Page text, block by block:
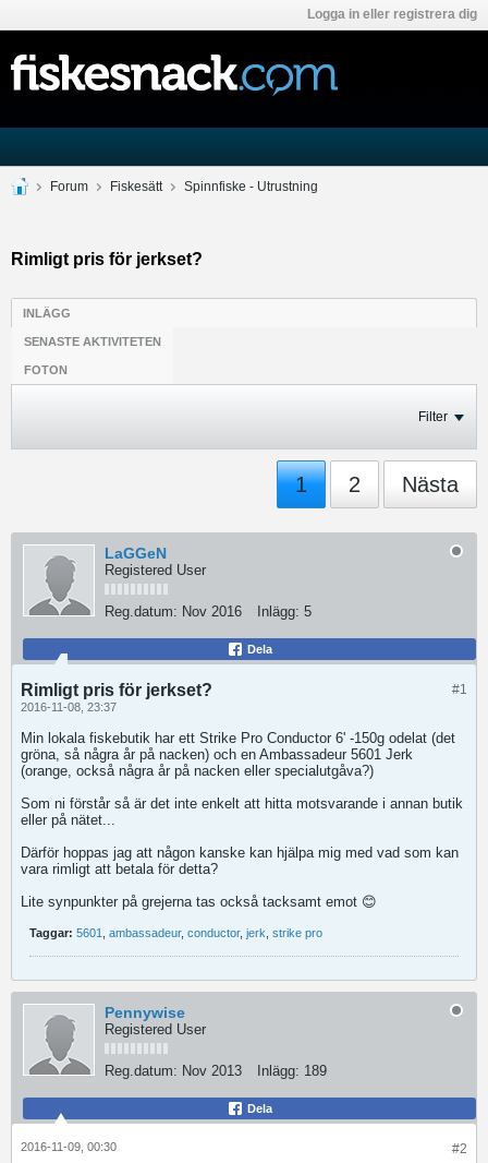
Logga in eller registrera dig
Forum Fiskesätt Spinnfiske - Utrustning
Rimligt pris för jerkset?
INLÄGG
SENASTE AKTIVITETEN
FOTON
Filter
1 2 Nästa
LaGGeN
Registered User
Reg.datum: Nov 2016 Inlägg: 5
Dela
#1
Rimligt pris för jerkset?
2016-11-08, 23:37
Min lokala fiskebutik har ett Strike Pro Conductor 6' -150g odelat (det
gröna, så några år på nacken) och en Ambassadeur 5601 Jerk
(orange, också några år på nacken eller specialutgåva?)
Som ni förstår så är det inte enkelt att hitta motsvarande i annan butik
eller på nätet...
Därför hoppas jag att någon kanske kan hjälpa mig med vad som kan
vara rimligt att betala för detta?
Lite synpunkter på grejerna tas också tacksamt emot 😊
Taggar: 5601 ambassadeur, conductor, jerk strike pro
Pennywise
Registered User
Reg.datum: Nov 2013 Inlägg: 189
Dela
#2
2016-11-09, 00:30